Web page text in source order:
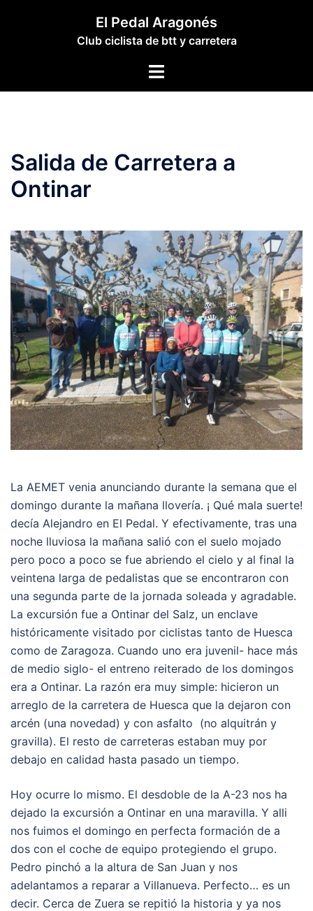
El Pedal Aragonés
Club ciclista de btt y carretera
Alternar
Salida de Carretera a
Ontinar
La AEMET venia anunciando durante la semana que el
domingo durante la mañana llovería. ¡ Qué mala suerte!
decía Alejandro en El Pedal. Y efectivamente, tras una
noche lluviosa la mañana salió con el suelo mojado
pero poco a poco se fue abriendo el cielo y al final la
veintena larga de pedalistas que se encontraron con
una segunda parte de la jornada soleada y agradable.
La excursión fue a Ontinar del Salz, un enclave
históricamente visitado por ciclistas tanto de Huesca
como de Zaragoza. Cuando uno era juvenil- hace más
de medio siglo- el entreno reiterado de los domingos
era a Ontinar. La razón era muy simple: hicieron un
arreglo de la carretera de Huesca que la dejaron con
arcén (una novedad) y con asfalto (no alquitrán y
gravilla). El resto de carreteras estaban muy por
debajo en calidad hasta pasado un tiempo.
Hoy ocurre lo mismo. El desdoble de la A-23 nos ha
dejado la excursión a Ontinar en una maravilla. Y alli
nos fuimos el domingo en perfecta formación de a
dos con el coche de equipo protegiendo el grupo.
Pedro pinchó a la altura de San Juan y nos
adelantamos a reparar a Villanueva. Perfecto… es un
decir. Cerca de Zuera se repitió la historia y ya nos